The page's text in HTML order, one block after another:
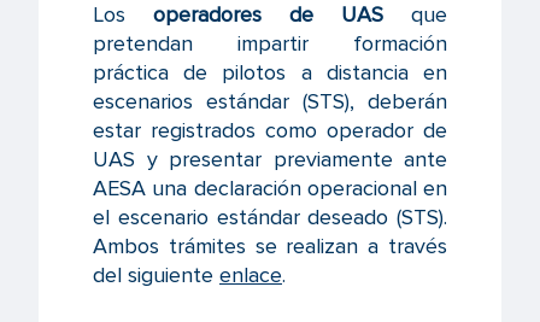
Los operadores de UAS que
pretendan impartir formación
práctica de pilotos a distancia en
escenarios estándar (STS), deberán
estar registrados como operador de
UAS y presentar previamente ante
AESA una declaración operacional en
el escenario estándar deseado (STS).
Ambos trámites se realizan a través
del siguiente enlace.